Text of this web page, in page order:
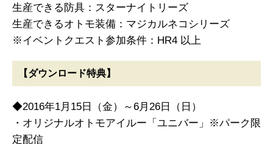
生産できる防具：スターナイトリーズ
生産できるオトモ装備：マジカルネコシリーズ
※イベントクエスト参加条件：HR4 以上
【ダウンロード特典】
◆2016年1月15日（金）～6月26日（日）
・オリジナルオトモアイルー「ユニバー」※パーク限
定配信